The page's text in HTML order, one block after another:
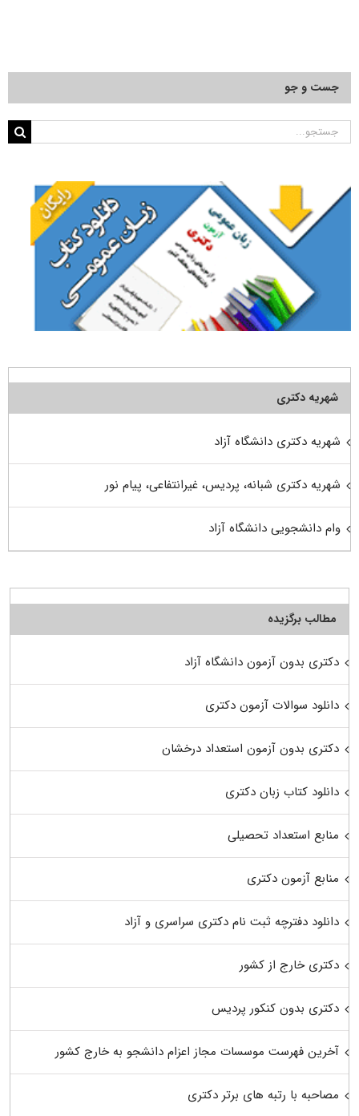
جست و جو
جستجو
شهریه دکتری
شهریه دکتری دانشگاه آزاد
شهریه دکتری شبانه، پردیس، غیرانتفاعی، پیام نور
وام دانشجویی دانشگاه آزاد
مطالب برگزیده
دکتری بدون آزمون دانشگاه آزاد
دانلود سوالات آزمون دکتری
دکتری بدون آزمون استعداد درخشان
دانلود کتاب زبان دکتری
منابع استعداد تحصیلی
منابع آزمون دکتری
دانلود دفترچه ثبت نام دکتری سراسری و آزاد
دکتری خارج از کشور
دکتری بدون کنکور پردیس
آخرین فهرست موسسات مجاز اعزام دانشجو به خارج کشور
مصاحبه با رتبه های برتر دکتری